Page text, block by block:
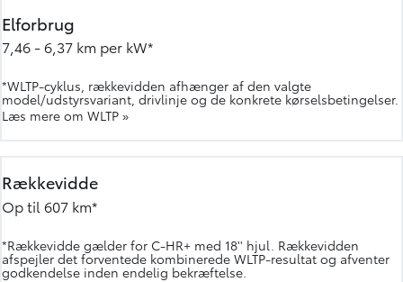
Elforbrug
7,46 - 6,37 km per kW*
*WLTP-cyklus, rækkevidden afhænger af den valgte
model/udstyrsvariant, drivlinje og de konkrete kørselsbetingelser.
Læs mere om WLTP »
Rækkevidde
Op til 607 km*
*Rækkevidde gælder for C-HR+ med 18'' hjul. Rækkevidden
afspejler det forventede kombinerede WLTP-resultat og afventer
godkendelse inden endelig bekræftelse.